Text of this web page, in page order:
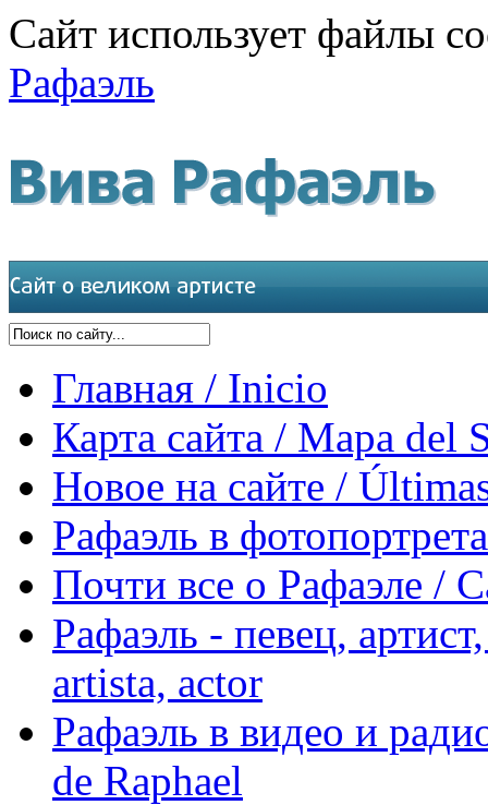
Сайт использует файлы
Рафаэль
Главная / Inicio
Карта сайта / Mapa del
Новое на сайте /
Рафаэль в
Почти все о Рафаэле /
Рафаэль - певец,
artista, actor
Рафаэль в видео и
de Raphael